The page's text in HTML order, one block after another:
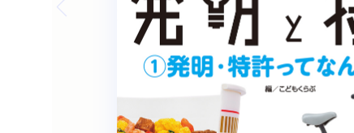
Previous slide